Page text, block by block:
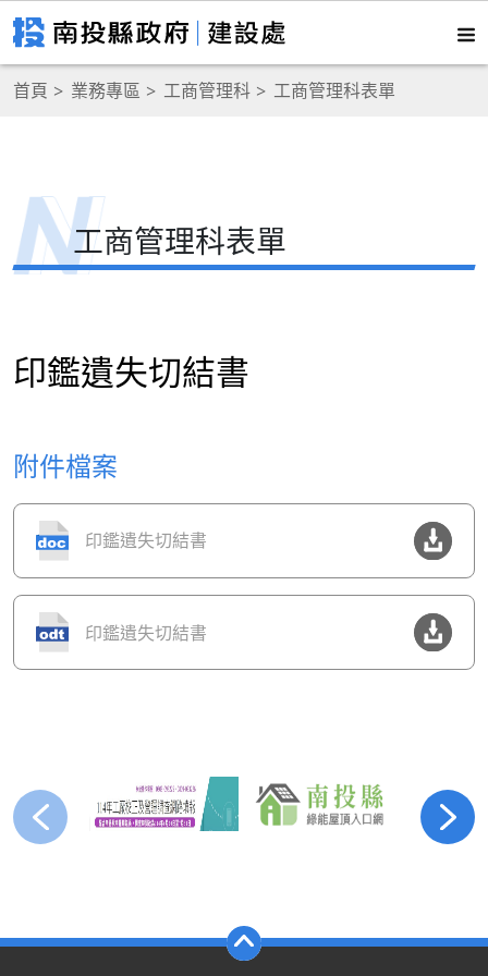
首頁 業務專區 工商管理科 工商管理科表單
工商管理科表單
印鑑遺失切結書
附件檔案
印鑑遺失切結書
印鑑遺失切結書